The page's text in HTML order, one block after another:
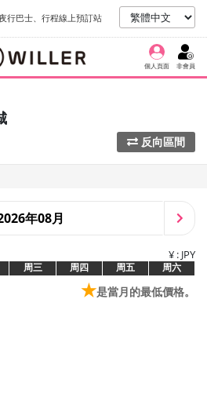
行巴士、行程線上預訂站
個人頁面 非會員
反向區間
年08月
¥ : JPY
周三 周四 周五 周六
★是當月的最低價格。